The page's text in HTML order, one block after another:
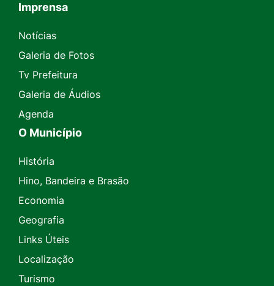
Seção do Rodapé e Contato
Imprensa
Notícias
Galeria de Fotos
Tv Prefeitura
Galeria de Áudios
Agenda
O Município
História
Hino, Bandeira e Brasão
Economia
Geografia
Links Úteis
Localização
Turismo